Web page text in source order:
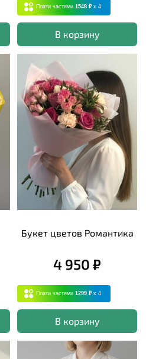
Плати частями 1548 ₽ x 4
В корзину
Букет цветов Романтика
4 950 ₽
Плати частями 1299 ₽ x 4
В корзину